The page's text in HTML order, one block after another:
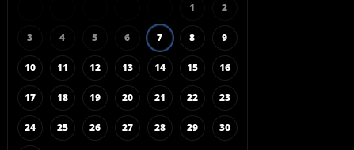
1 2
3 4 5 6 7 8 9
10 11 12 13 14 15 16
17 18 19 20 21 22 23
24 25 26 27 28 29 30